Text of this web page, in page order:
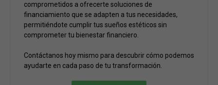
comprometidos a ofrecerte soluciones de
financiamiento que se adapten a tus necesidades,
permitiéndote cumplir tus sueños estéticos sin
comprometer tu bienestar financiero.
Contáctanos hoy mismo para descubrir cómo podemos
ayudarte en cada paso de tu transformación.